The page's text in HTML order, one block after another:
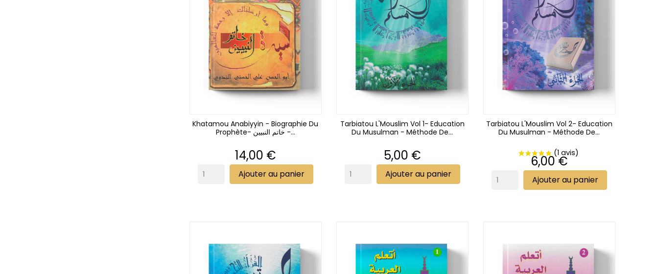
(2 avis)
Khatamou Anabiyyin - Biographie Du
Prophète- خاتم النبيين -...
Prix
14,00 €
Ajouter au panier
Tarbiatou L'Mouslim Vol 1- Education
Du Musulman - Méthode De...
Prix
5,00 €
Ajouter au panier
Tarbiatou L'Mouslim Vol 2- Education
Du Musulman - Méthode De...
Prix
6,00 €
Ajouter au panier